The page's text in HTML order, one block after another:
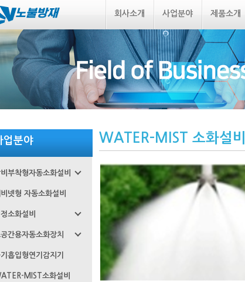
회사소개 사업분야 제품소개
업분야
부착형자동소화설비
넷형 자동소화설비
소화설비
간용자동소화장치
흡입형연기감지기
MIST소화설비
WATER–MIST 소화설비